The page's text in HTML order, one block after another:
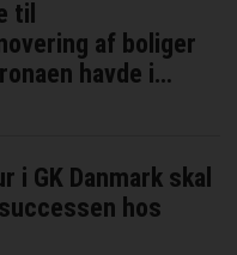
til
af boliger
havde i
i GK Danmark skal
hos